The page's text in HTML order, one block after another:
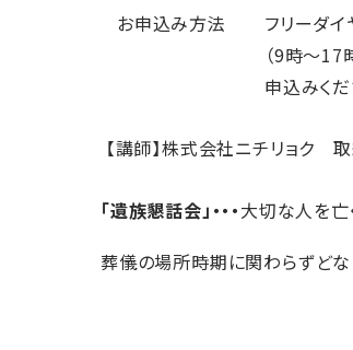
お申込み方法
フリーダイ
（9時～17
申込みくだ
【講師】株式会社ニチリョク
「遺族懇話会」・・・大切な人を亡
葬儀の場所時期に関わらずど